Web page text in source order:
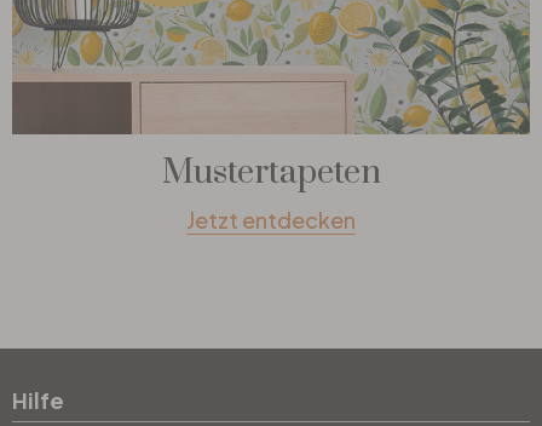
Mustertapeten
Jetzt entdecken
Hilfe